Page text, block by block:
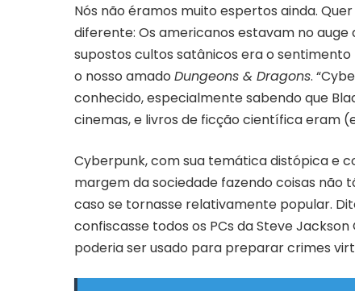
Nós não éramos muito espertos ainda.
diferente: Os americanos estavam no
supostos cultos satânicos era o
o nosso amado Dungeons & Dragons.
conhecido, especialmente sabendo que
cinemas, e livros de ficção científica eram
Cyberpunk, com sua temática distópica e
margem da sociedade fazendo coisas não
caso se tornasse relativamente popular.
confiscasse todos os PCs da Steve
poderia ser usado para preparar crimes